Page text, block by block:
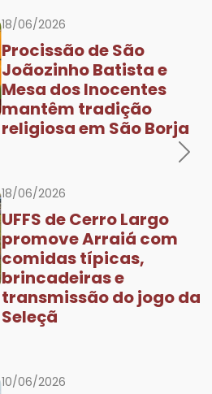
18/06/2026
Procissão de São
Joãozinho Batista e
Mesa dos Inocentes
mantêm tradição
religiosa em São Borja
18/06/2026
UFFS de Cerro Largo
promove Arraiá com
comidas típicas,
brincadeiras e
transmissão do jogo da
Seleçã
10/06/2026
Next